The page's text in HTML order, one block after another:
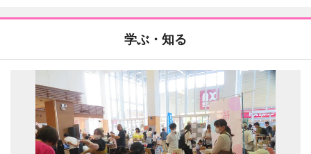
学ぶ・知る